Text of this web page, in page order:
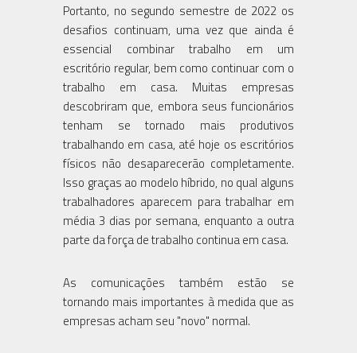
Portanto, no segundo semestre de 2022 os
desafios continuam, uma vez que ainda é
essencial combinar trabalho em um
escritório regular, bem como continuar com o
trabalho em casa. Muitas empresas
descobriram que, embora seus funcionários
tenham se tornado mais produtivos
trabalhando em casa, até hoje os escritórios
físicos não desaparecerão completamente.
Isso graças ao modelo híbrido, no qual alguns
trabalhadores aparecem para trabalhar em
média 3 dias por semana, enquanto a outra
parte da força de trabalho continua em casa.
As comunicações também estão se
tornando mais importantes à medida que as
empresas acham seu "novo" normal.